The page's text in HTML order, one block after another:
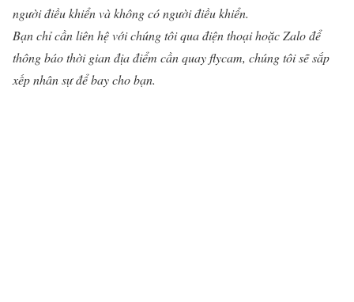
người điều khiển và không có người điều khiển.
Bạn chỉ cần liên hệ với chúng tôi qua điện thoại hoặc Zalo để
thông báo thời gian địa điểm cần quay flycam, chúng tôi sẽ sắp
xếp nhân sự để bay cho bạn.